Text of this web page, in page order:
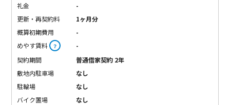
礼金
-
更新・再契約料
1ヶ月分
概算初期費用
-
めやす賃料 ？
-
契約期間
普通借家契約 2年
敷地内駐車場
なし
駐輪場
なし
バイク置場
なし